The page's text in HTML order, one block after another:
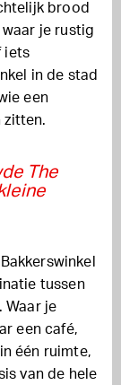
brood
je rustig
iets
in de stad
een
zitten.
The
tussen
Waar je
een café,
één ruimte,
van de hele